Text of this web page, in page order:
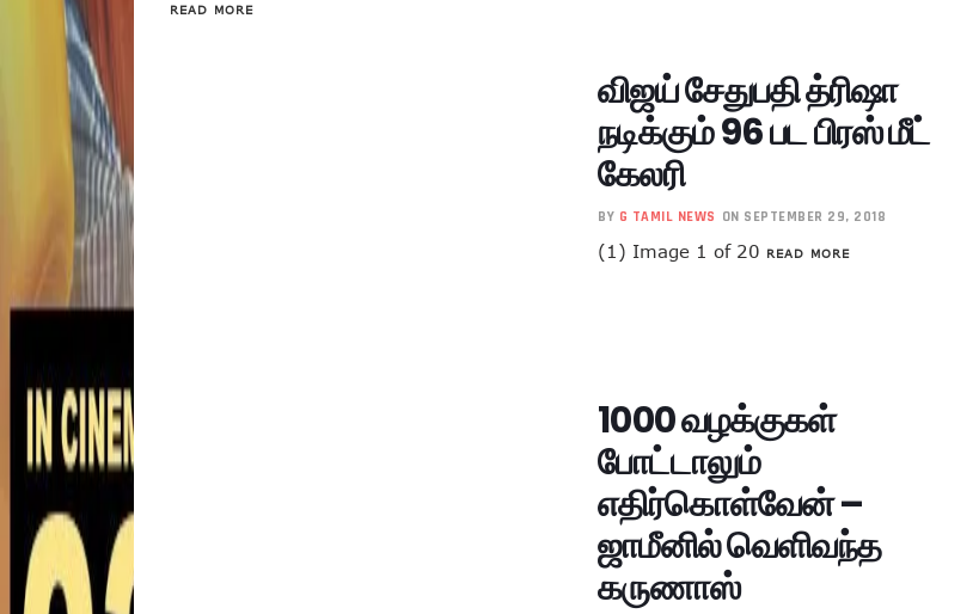
READ MORE
விஜய் சேதுபதி த்ரிஷா
நடிக்கும் 96 பட பிரஸ் மீட்
கேலரி
BY G TAMIL NEWS ON SEPTEMBER 29, 2018
(1) Image 1 of 20 READ MORE
1000 வழக்குகள்
போட்டாலும்
எதிர்கொள்வேன் –
ஜாமீனில் வெளிவந்த
கருணாஸ்